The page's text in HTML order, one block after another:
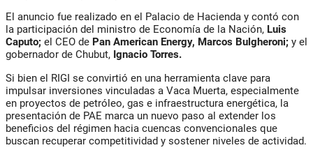
El anuncio fue realizado en el Palacio de Hacienda y contó con
la participación del ministro de Economía de la Nación, Luis
Caputo; el CEO de Pan American Energy, Marcos Bulgheroni; y el
gobernador de Chubut, Ignacio Torres.
Si bien el RIGI se convirtió en una herramienta clave para
impulsar inversiones vinculadas a Vaca Muerta, especialmente
en proyectos de petróleo, gas e infraestructura energética, la
presentación de PAE marca un nuevo paso al extender los
beneficios del régimen hacia cuencas convencionales que
buscan recuperar competitividad y sostener niveles de actividad.